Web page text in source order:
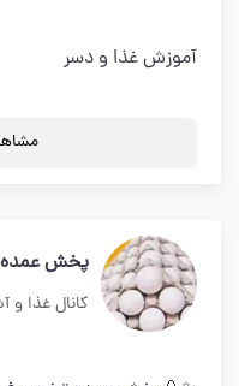
آموزش غذا و دسر
پخش عمده
کانال غذا و